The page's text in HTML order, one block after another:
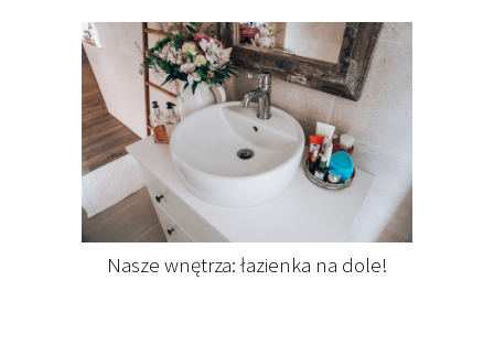
Nasze wnętrza: łazienka na dole!